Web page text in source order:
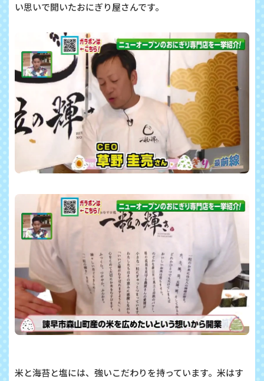
い思いで開いたおにぎり屋さんです。
米と海苔と塩には、強いこだわりを持っています。米はす